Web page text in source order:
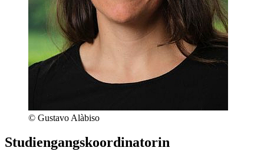
© Gustavo Alàbiso
Studiengangskoordinatorin